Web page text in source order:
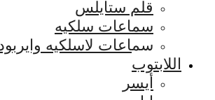
قلم ستايلس
سماعات سلكيه
سماعات لاسلكيه
اللابتوب
أيسر